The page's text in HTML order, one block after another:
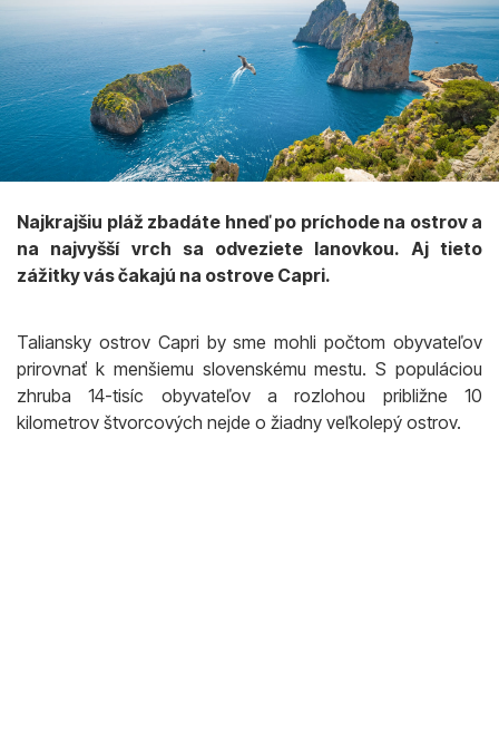
Najkrajšiu pláž zbadáte hneď po príchode na ostrov a
na najvyšší vrch sa odveziete lanovkou. Aj tieto
zážitky vás čakajú na ostrove Capri.
Taliansky ostrov Capri by sme mohli počtom obyvateľov
prirovnať k menšiemu slovenskému mestu. S populáciou
zhruba 14-tisíc obyvateľov a rozlohou približne 10
kilometrov štvorcových nejde o žiadny veľkolepý ostrov.